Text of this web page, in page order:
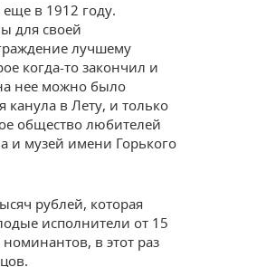
в 1912 году.
для своей
лучшему
когда-то закончил и
нее можно было
в Лету, и только
общество любителей
и музей имени Горького
рублей, которая
исполнители от 15
в этот раз